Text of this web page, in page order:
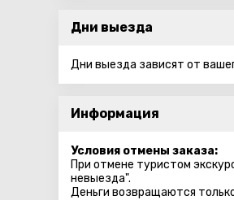
Дни выезда
Дни выезда зависят от
Информация
Условия отмены заказа:
При отмене туристом
невыезда".
Деньги возвращаются